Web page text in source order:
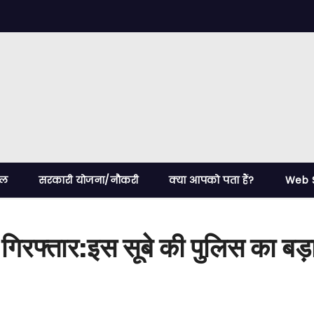
सरकारी योजना/नौकरी क्या आपको पता हैं? Web
गिरफ्तार:इस सूबे की पुलिस का